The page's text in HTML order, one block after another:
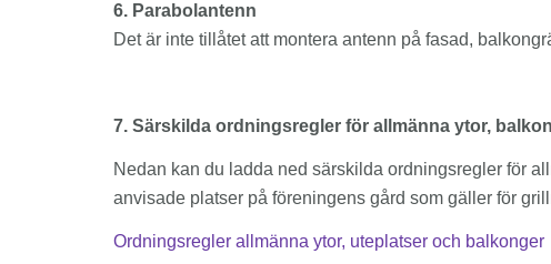
6. Parabolantenn
Det är inte tillåtet att montera antenn på fasad,
7. Särskilda ordningsregler för allmänna ytor,
Nedan kan du ladda ned särskilda ordningsregler för
anvisade platser på föreningens gård som gäller för
Ordningsregler allmänna ytor, uteplatser och balkonger